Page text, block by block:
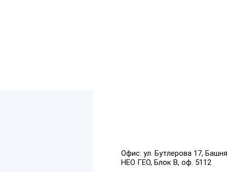
Офис: ул. Бутлерова 17, Башня
НЕО ГЕО, Блок В, оф. 5112